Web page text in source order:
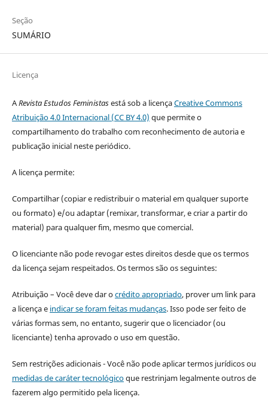
Seção
SUMÁRIO
Licença
ARevista Estudos Feministasestá sob a licençaCreative Commons
Atribuição 4.0 Internacional (CC BY 4.0) que permite o
compartilhamento do trabalho com reconhecimento de autoria e
publicação inicial neste periódico.
A licença permite:
Compartilhar (copiar e redistribuir o material em qualquer suporte
ou formato) e/ou adaptar (remixar, transformar, e criar a partir do
material) para qualquer fim, mesmo que comercial.
O licenciante não pode revogar estes direitos desde que os termos
da licença sejam respeitados. Os termos são os seguintes:
Atribuição – Você deve dar ocrédito apropriado, prover um link para
a licença e indicar se foram feitas mudanças. Isso pode ser feito de
várias formas sem, no entanto, sugerir que o licenciador (ou
licenciante) tenha aprovado o uso em questão.
Sem restrições adicionais - Você não pode aplicar termos jurídicos ou
medidas de caráter tecnológicoque restrinjam legalmente outros de
fazerem algo permitido pela licença.